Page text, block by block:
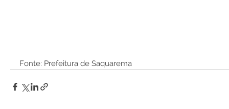
Fonte: Prefeitura de Saquarema